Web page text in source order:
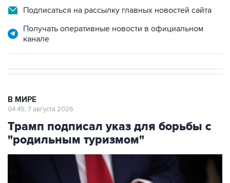
Подписаться на рассылку главных новостей сайта
Получать оперативные новости в официальном
канале
В МИРЕ
04:45, 7 августа 2026
Трамп подписал указ для борьбы с
"родильным туризмом"